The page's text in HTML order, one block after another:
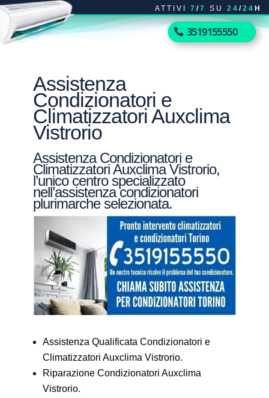
ATTIVI 7 /7 SU 24 /24 H
3519155550
Assistenza
Condizionatori e
Climatizzatori Auxclima
Vistrorio
Assistenza Condizionatori e
Climatizzatori Auxclima Vistrorio,
l’unico centro specializzato
nell’assistenza condizionatori
plurimarche selezionata.
Assistenza Qualificata Condizionatori e
Climatizzatori Auxclima Vistrorio.
Riparazione Condizionatori Auxclima
Vistrorio.